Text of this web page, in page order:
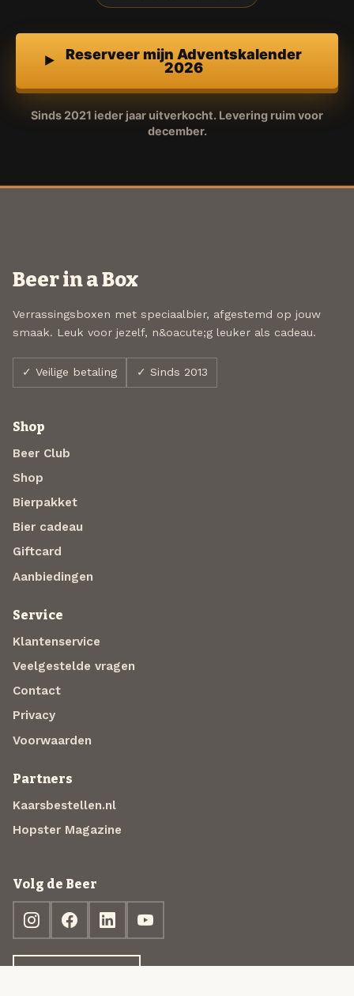
Reserveer mijn Adventskalender
2026
Sinds 2021 ieder jaar uitverkocht. Levering ruim voor
december.
Beer in a Box
Verrassingsboxen met speciaalbier, afgestemd op jouw
smaak. Leuk voor jezelf, n&oacute;g leuker als cadeau.
✓ Veilige betaling ✓ Sinds 2013
Shop
Beer Club
Shop
Bierpakket
Bier cadeau
Giftcard
Aanbiedingen
Service
Klantenservice
Veelgestelde vragen
Contact
Privacy
Voorwaarden
Partners
Kaarsbestellen.nl
Hopster Magazine
Volg de Beer